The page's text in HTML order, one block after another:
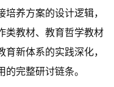
养方案的设计逻辑，
类教材、教育哲学教材
新体系的实践深化，
完整研讨链条。